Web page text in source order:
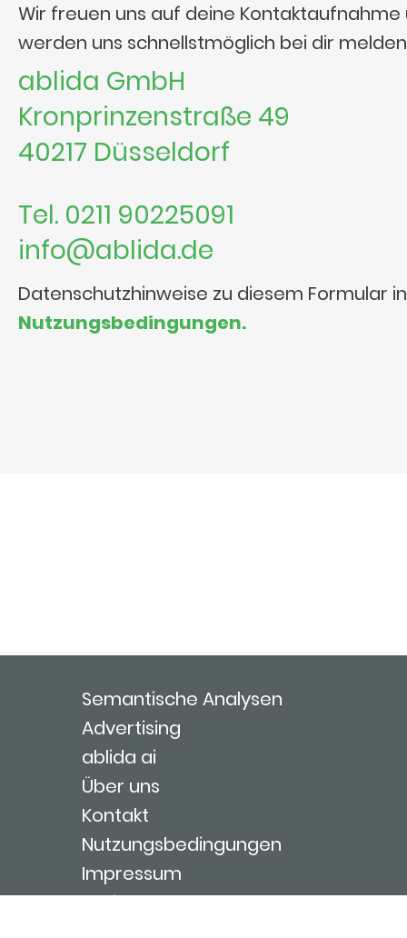
Wir freuen uns auf deine Kontaktaufnahme
werden uns schnellstmöglich bei dir
ablida GmbH
Kronprinzenstraße 49
40217 Düsseldorf
Tel. 0211 90225091
info@ablida.de
Datenschutzhinweise zu diesem Formular
Nutzungsbedingungen.
Semantische Analysen
Advertising
ablida ai
Über uns
Kontakt
Nutzungsbedingungen
Impressum
Login